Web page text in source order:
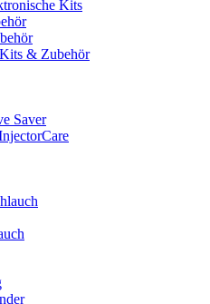
Kits
& Zubehör
Saver